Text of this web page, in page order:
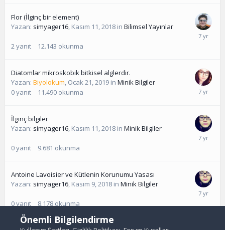
Flor (İlginç bir element)
Yazan: simyager16, Kasım 11, 2018 in Bilimsel Yayınlar
2yanıt 12.143 okunma
Diatomlar mikroskobik bitkisel alglerdir.
Yazan: Biyolokum, Ocak 21, 2019 in Minik Bilgiler
0yanıt 11.490 okunma
İlginç bilgiler
Yazan: simyager16, Kasım 11, 2018 in Minik Bilgiler
0yanıt 9.681 okunma
Antoine Lavoisier ve Kütlenin Korunumu Yasası
Yazan: simyager16, Kasım 9, 2018 in Minik Bilgiler
0yanıt 8.178 okunma
Önemli Bilgilendirme